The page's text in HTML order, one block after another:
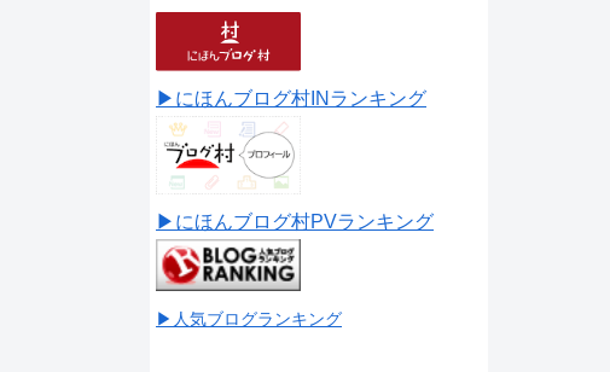
▶にほんブログ村INランキング
▶にほんブログ村PVランキング
▶人気ブログランキング